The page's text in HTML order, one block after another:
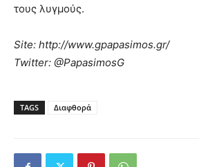
τους λυγμούς.
Site: http://www.gpapasimos.gr/
Twitter: @PapasimosG
TAGS Διαφθορά